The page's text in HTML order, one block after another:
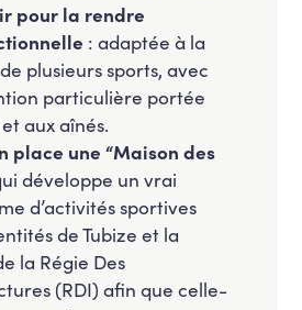
pour la rendre
: adaptée à la
plusieurs sports, avec
particulière portée
aux aînés.
place une “Maison des
développe un vrai
d’activités sportives
de Tubize et la
la Régie Des
(RDI) afin que celle-